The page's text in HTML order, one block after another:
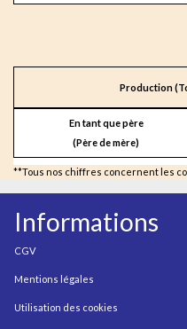
Production
En tant que père
(Père de mère)
**Tous nos chiffres concernent les
Informations
CGV
Mentions légales
Utilisation des cookies